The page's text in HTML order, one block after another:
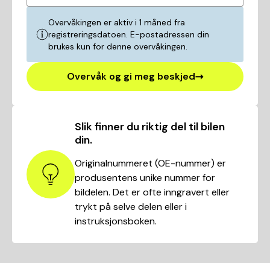
Slik finner du riktig del til bilen
din.
Originalnummeret (OE-nummer) er
produsentens unike nummer for
bildelen. Det er ofte inngravert eller
trykt på selve delen eller i
instruksjonsboken.
Overvåkingen er aktiv i 1 måned fra
registreringsdatoen. E-postadressen din
brukes kun for denne overvåkingen.
Overvåk og gi meg beskjed